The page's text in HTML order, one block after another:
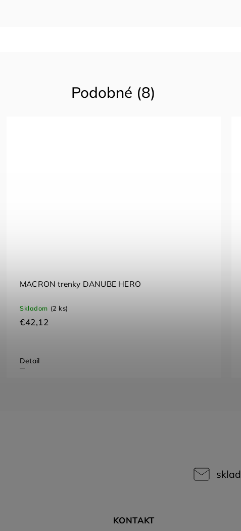
Podobné (8)
MACRON trenky DANUBE HERO
Skladom (2 ks)
€42,12
Detail
sklad
KONTAKT